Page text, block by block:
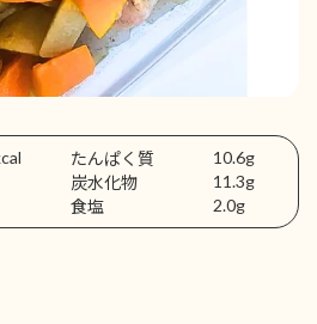
たんぱく質
10.6g
炭水化物
11.3g
食塩 2.0g